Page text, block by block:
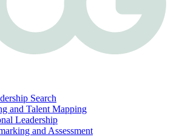
Search
and Talent Mapping
Leadership
and Assessment